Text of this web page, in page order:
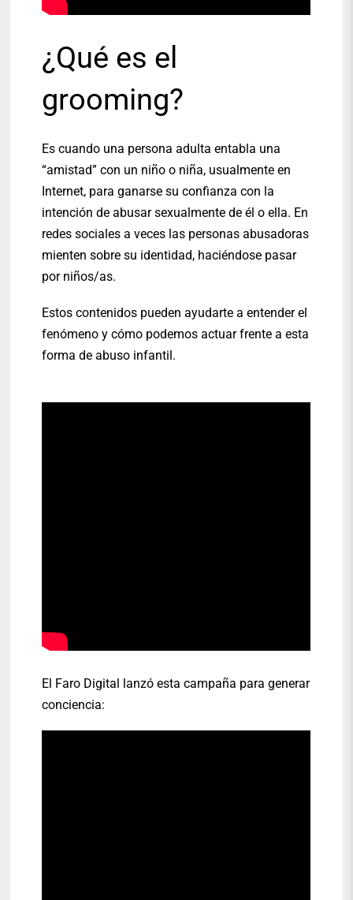
¿Qué es el
grooming?
Es cuando una persona adulta entabla una
“amistad” con un niño o niña, usualmente en
Internet, para ganarse su confianza con la
intención de abusar sexualmente de él o ella. En
redes sociales a veces las personas abusadoras
mienten sobre su identidad, haciéndose pasar
por niños/as.
Estos contenidos pueden ayudarte a entender el
fenómeno y cómo podemos actuar frente a esta
forma de abuso infantil.
El Faro Digital lanzó esta campaña para generar
conciencia: